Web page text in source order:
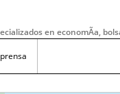
en economÃ­a,